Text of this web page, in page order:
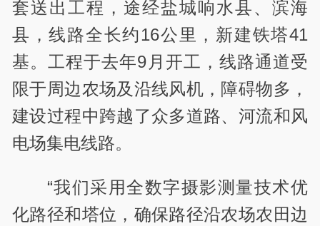
套送出工程，途经盐城响水县、滨海
县，线路全长约16公里，新建铁塔41
基。工程于去年9月开工，线路通道受
限于周边农场及沿线风机，障碍物多，
建设过程中跨越了众多道路、河流和风
电场集电线路。
“我们采用全数字摄影测量技术优
化路径和塔位，确保路径沿农场农田边